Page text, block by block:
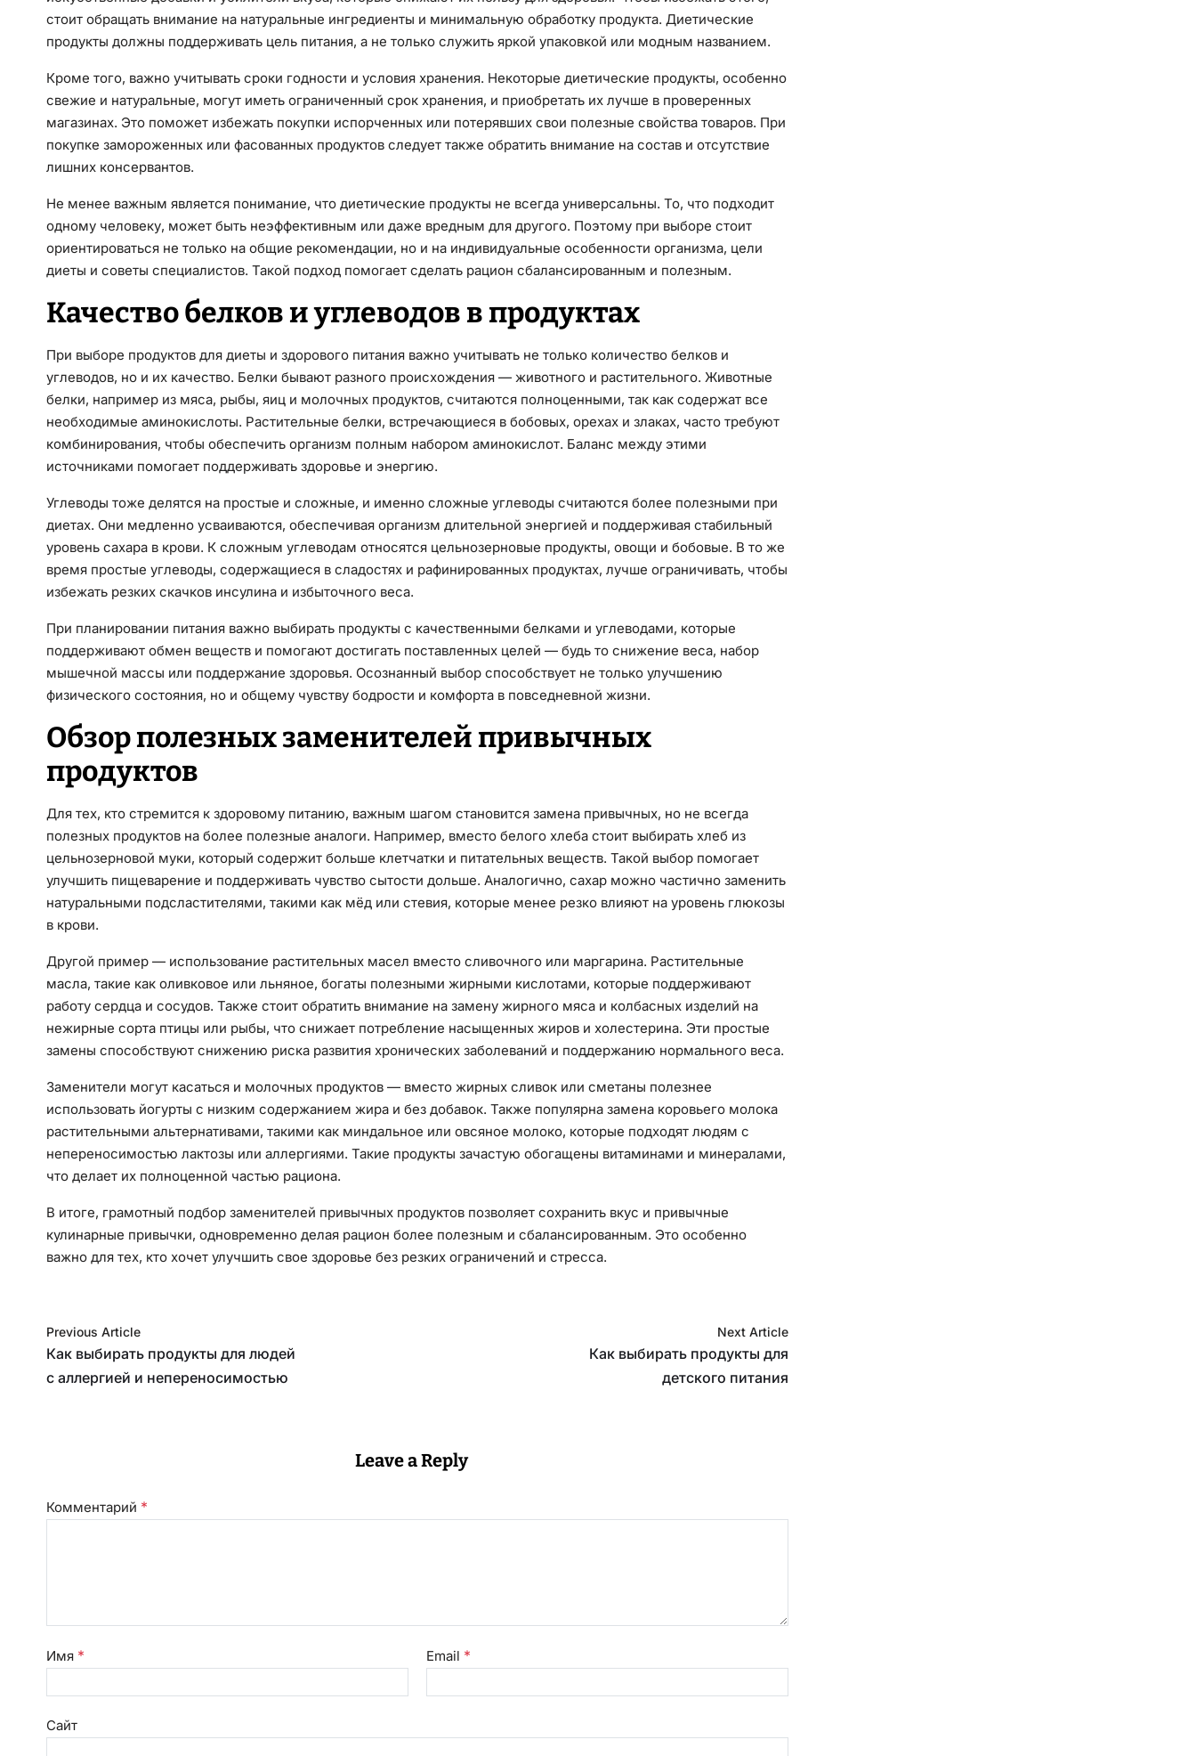
стоит обращать внимание на натуральные ингредиенты и минимальную обработку продукта. Диетические
продукты должны поддерживать цель питания, а не только служить яркой упаковкой или модным названием.
Кроме того, важно учитывать сроки годности и условия хранения. Некоторые диетические продукты, особенно
свежие и натуральные, могут иметь ограниченный срок хранения, и приобретать их лучше в проверенных
магазинах. Это поможет избежать покупки испорченных или потерявших свои полезные свойства товаров. При
покупке замороженных или фасованных продуктов следует также обратить внимание на состав и отсутствие
лишних консервантов.
Не менее важным является понимание, что диетические продукты не всегда универсальны. То, что подходит
одному человеку, может быть неэффективным или даже вредным для другого. Поэтому при выборе стоит
ориентироваться не только на общие рекомендации, но и на индивидуальные особенности организма, цели
диеты и советы специалистов. Такой подход помогает сделать рацион сбалансированным и полезным.
Качество белков и углеводов в продуктах
При выборе продуктов для диеты и здорового питания важно учитывать не только количество белков и
углеводов, но и их качество. Белки бывают разного происхождения — животного и растительного. Животные
белки, например из мяса, рыбы, яиц и молочных продуктов, считаются полноценными, так как содержат все
необходимые аминокислоты. Растительные белки, встречающиеся в бобовых, орехах и злаках, часто требуют
комбинирования, чтобы обеспечить организм полным набором аминокислот. Баланс между этими
источниками помогает поддерживать здоровье и энергию.
Углеводы тоже делятся на простые и сложные, и именно сложные углеводы считаются более полезными при
диетах. Они медленно усваиваются, обеспечивая организм длительной энергией и поддерживая стабильный
уровень сахара в крови. К сложным углеводам относятся цельнозерновые продукты, овощи и бобовые. В то же
время простые углеводы, содержащиеся в сладостях и рафинированных продуктах, лучше ограничивать, чтобы
избежать резких скачков инсулина и избыточного веса.
При планировании питания важно выбирать продукты с качественными белками и углеводами, которые
поддерживают обмен веществ и помогают достигать поставленных целей — будь то снижение веса, набор
мышечной массы или поддержание здоровья. Осознанный выбор способствует не только улучшению
физического состояния, но и общему чувству бодрости и комфорта в повседневной жизни.
Обзор полезных заменителей привычных
продуктов
Для тех, кто стремится к здоровому питанию, важным шагом становится замена привычных, но не всегда
полезных продуктов на более полезные аналоги. Например, вместо белого хлеба стоит выбирать хлеб из
цельнозерновой муки, который содержит больше клетчатки и питательных веществ. Такой выбор помогает
улучшить пищеварение и поддерживать чувство сытости дольше. Аналогично, сахар можно частично заменить
натуральными подсластителями, такими как мёд или стевия, которые менее резко влияют на уровень глюкозы
в крови.
Другой пример — использование растительных масел вместо сливочного или маргарина. Растительные
масла, такие как оливковое или льняное, богаты полезными жирными кислотами, которые поддерживают
работу сердца и сосудов. Также стоит обратить внимание на замену жирного мяса и колбасных изделий на
нежирные сорта птицы или рыбы, что снижает потребление насыщенных жиров и холестерина. Эти простые
замены способствуют снижению риска развития хронических заболеваний и поддержанию нормального веса.
Заменители могут касаться и молочных продуктов — вместо жирных сливок или сметаны полезнее
использовать йогурты с низким содержанием жира и без добавок. Также популярна замена коровьего молока
растительными альтернативами, такими как миндальное или овсяное молоко, которые подходят людям с
непереносимостью лактозы или аллергиями. Такие продукты зачастую обогащены витаминами и минералами,
что делает их полноценной частью рациона.
В итоге, грамотный подбор заменителей привычных продуктов позволяет сохранить вкус и привычные
кулинарные привычки, одновременно делая рацион более полезным и сбалансированным. Это особенно
важно для тех, кто хочет улучшить свое здоровье без резких ограничений и стресса.
Previous Article
Как выбирать продукты для людей
с аллергией и непереносимостью
Next Article
Как выбирать продукты для
детского питания
Leave a Reply
Комментарий *
Имя * Email *
Сайт